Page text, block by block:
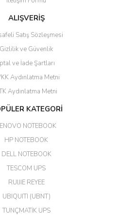
|
ALIŞVERİŞ
Satış Sözleşmesi
Gizlilik ve Güvenlik
ve İade Şartları
Aydınlatma Metni
Aydınlatma Metni
KATEGORİ
NOTEBOOK
HP NOTEBOOK
DELL NOTEBOOK
TESCOM UPS
RUIJIE REYEE
UBIQUITI (UBNT)
TUNÇMATİK UPS